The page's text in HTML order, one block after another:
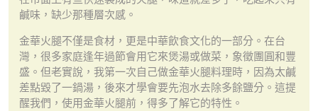
鹹味，缺少那種層次感。
金華火腿不僅是食材，更是中華飲食文化的一部分。在台
灣，很多家庭逢年過節會用它來煲湯或做菜，象徵團圓和豐
盛。但老實說，我第一次自己做金華火腿料理時，因為太鹹
差點毀了一鍋湯，後來才學會要先泡水去除多餘鹽分。這提
醒我們，使用金華火腿前，得多了解它的特性。